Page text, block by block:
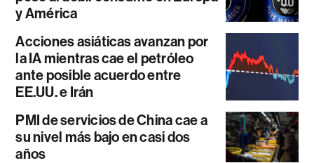
y América
Acciones asiáticas avanzan por
la IA mientras cae el petróleo
ante posible acuerdo entre
EE.UU. e Irán
PMI de servicios de China cae a
su nivel más bajo en casi dos
años